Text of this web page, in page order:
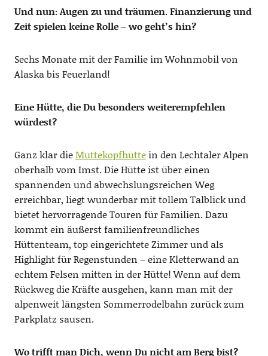
Und nun: Augen zu und träumen. Finanzierung und
Zeit spielen keine Rolle – wo geht’s hin?
Sechs Monate mit der Familie im Wohnmobil von
Alaska bis Feuerland!
Eine Hütte, die Du besonders weiterempfehlen
würdest?
Ganz klar dieMuttekopfhüttein den Lechtaler Alpen
oberhalb vom Imst. Die Hütte ist über einen
spannenden und abwechslungsreichen Weg
erreichbar, liegt wunderbar mit tollem Talblick und
bietet hervorragende Touren für Familien. Dazu
kommt ein äußerst familienfreundliches
Hüttenteam, top eingerichtete Zimmer und als
Highlight für Regenstunden – eine Kletterwand an
echtem Felsen mitten in der Hütte! Wenn auf dem
Rückweg die Kräfte ausgehen, kann man mit der
alpenweit längsten Sommerrodelbahn zurück zum
Parkplatz sausen.
Wo trifft man Dich, wenn Du nicht am Berg bist?